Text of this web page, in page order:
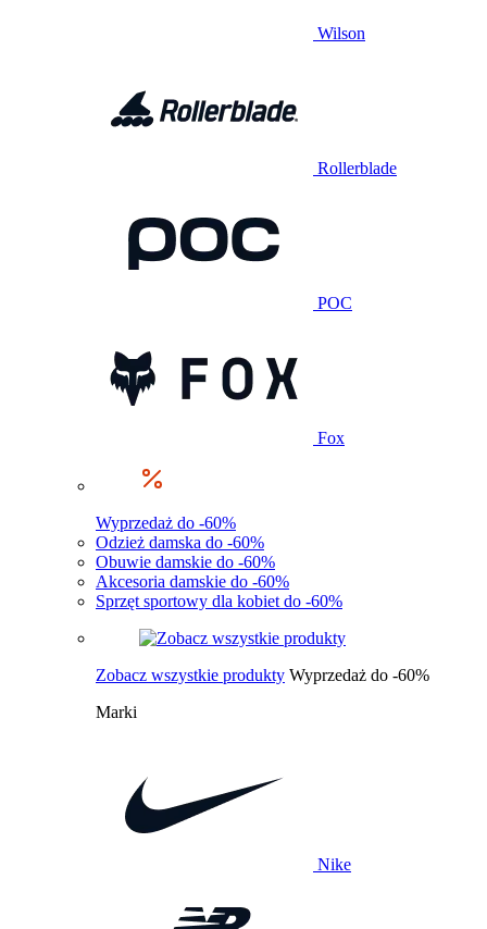
Wilson
Rollerblade
POC
Fox
Wyprzedaż do -60%
Odzież damska do -60%
Obuwie damskie do -60%
Akcesoria damskie do -60%
Sprzęt sportowy dla kobiet do -60%
Zobacz wszystkie produkty Wyprzedaż do -60%
Marki
Nike